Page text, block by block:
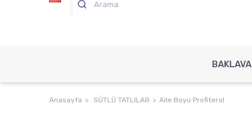
BAKLAVA
Anasayfa SÜTLÜ TATLILAR Aile Boyu Profiterol